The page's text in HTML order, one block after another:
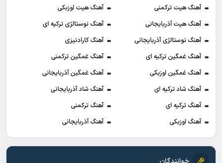
آهنگ هیت ترکمنی
آهنگ هیت اوزبکی
آهنگ هیت آذربایجانی
آهنگ نوستالژی ترکیه ای
آهنگ نوستالژی آذربایجانی
آهنگ کارادنیزی
آهنگ غمگین ترکیه ای
آهنگ غمگین ترکمنی
آهنگ غمگین اوزبکی
آهنگ غمگین آذربایجانی
آهنگ شاد ترکیه ای
آهنگ شاد آذربایجانی
آهنگ ترکیه ای
آهنگ ترکمنی
آهنگ اوزبکی
آهنگ آذربایجانی